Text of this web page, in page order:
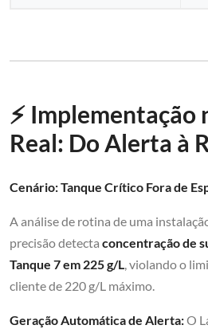
⚡ Implementação
Real: Do Alerta à
Cenário: Tanque Crítico Fora de
A análise de rotina de uma
precisão detecta concentração de
Tanque 7 em 225 g/L, violando o
cliente de 220 g/L máximo.
Geração Automática de Alerta:O